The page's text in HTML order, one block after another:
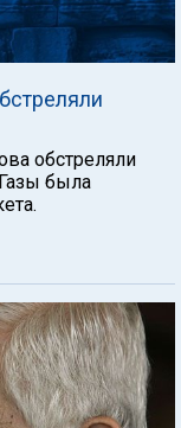
обстреляли
была